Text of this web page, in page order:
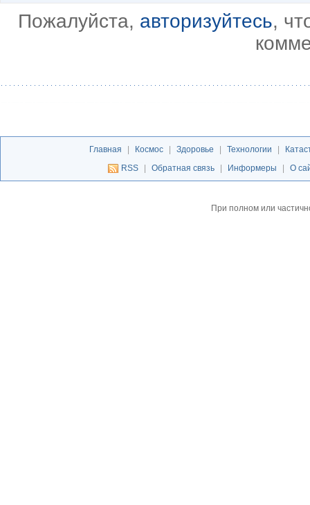
Пожалуйста, авторизуйтесь,
Главная | Космос | Здоровье | Технологии |
RSS
| Обратная связь | Информеры | О
При полном или